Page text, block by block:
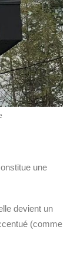
une
devient un
(comme